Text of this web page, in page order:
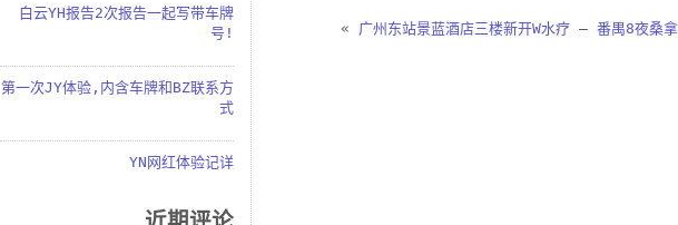
« 广州东站景蓝酒店三楼新开W水疗— 番禺8夜桑
白云YH报告2次报告一起写带车牌
号!
第一次JY体验,内含车牌和BZ联系方
式
YN网红体验记详